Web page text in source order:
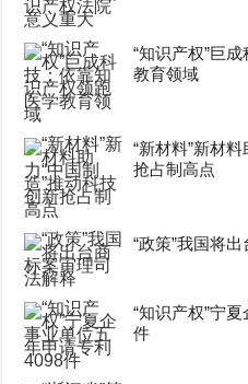
“知识产权”巨
教育领域
“新材料”新材
抢占制高点
“政策”我国将
“知识产权”宁
件